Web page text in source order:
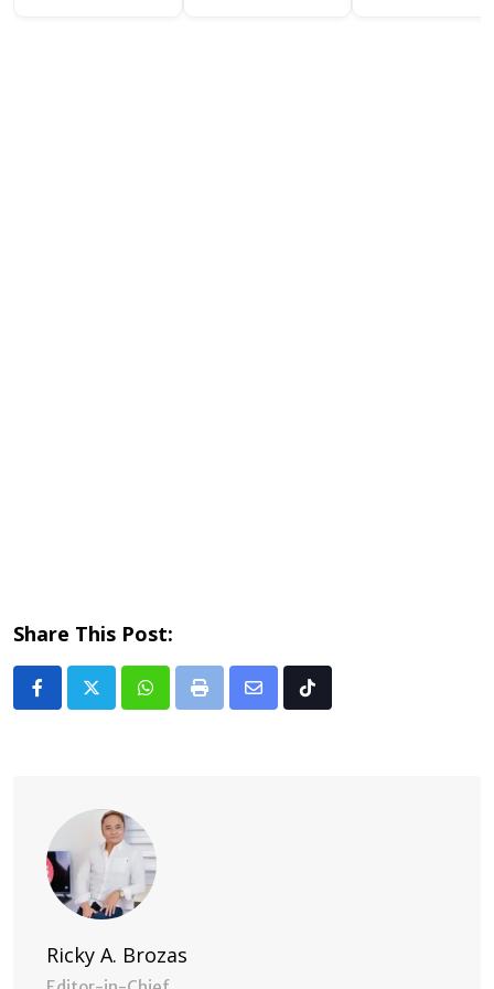
Share This Post:
Whatsapp
Print
Share Tiktok
Ricky A. Brozas